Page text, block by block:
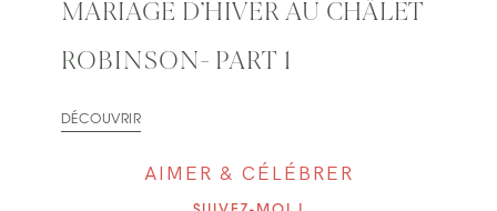
MARIAGE D’HIVER AU CHÂLET
ROBINSON- PART 1
DÉCOUVRIR
AIMER & CÉLÉBRER